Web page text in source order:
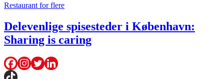
Restaurant for flere
Delevenlige spisesteder i København:
Sharing is caring